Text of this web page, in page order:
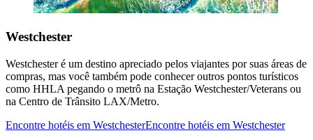
Westchester
Westchester é um destino apreciado pelos viajantes por suas áreas de
compras, mas você também pode conhecer outros pontos turísticos
como HHLA pegando o metrô na Estação Westchester/Veterans ou
na Centro de Trânsito LAX/Metro.
Encontre hotéis em WestchesterEncontre hotéis em Westchester